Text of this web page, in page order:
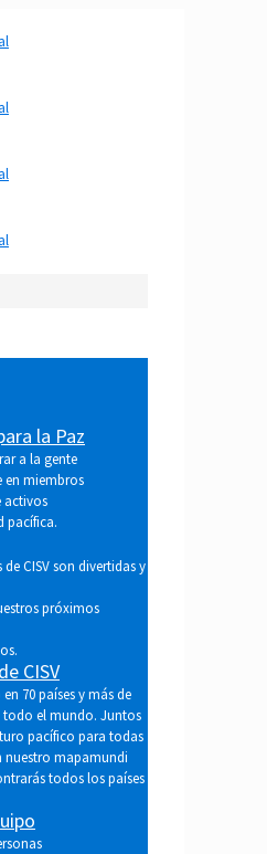
la Paz
a la gente
en miembros
activos
pacífica.
de CISV son divertidas y
próximos
CISV
70 países y más de
todo el mundo. Juntos
pacífico para todas
nuestro mapamundi
todos los países